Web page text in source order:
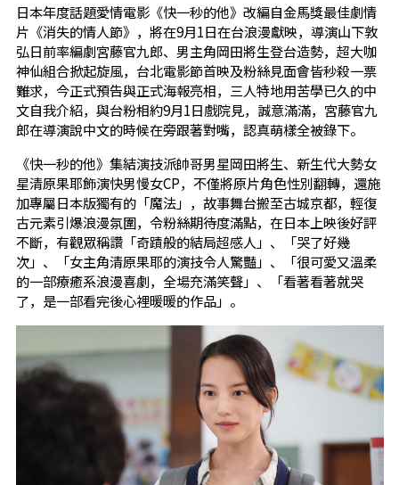
日本年度話題愛情電影《快一秒的他》改編自金馬獎最佳劇情
片《消失的情人節》，將在9月1日在台浪漫獻映，導演山下敦
弘日前率編劇宮藤官九郎、男主角岡田將生登台造勢，超大咖
神仙組合掀起旋風，台北電影節首映及粉絲見面會皆秒殺一票
難求，今正式預告與正式海報亮相，三人特地用苦學已久的中
文自我介紹，與台粉相約9月1日戲院見，誠意滿滿，宮藤官九
郎在導演說中文的時候在旁跟著對嘴，認真萌樣全被錄下。
《快一秒的他》集結演技派帥哥男星岡田將生、新生代大勢女
星清原果耶飾演快男慢女CP，不僅將原片角色性別翻轉，還施
加專屬日本版獨有的「魔法」，故事舞台搬至古城京都，輕復
古元素引爆浪漫氛圍，令粉絲期待度滿點，在日本上映後好評
不斷，有觀眾稱讚「奇蹟般的結局超感人」、「哭了好幾
次」、「女主角清原果耶的演技令人驚豔」、「很可愛又溫柔
的一部療癒系浪漫喜劇，全場充滿笑聲」、「看著看著就哭
了，是一部看完後心裡暖暖的作品」。